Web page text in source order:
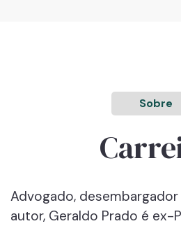
Sobre
Advogado,
autor, Geraldo Prado é ex-